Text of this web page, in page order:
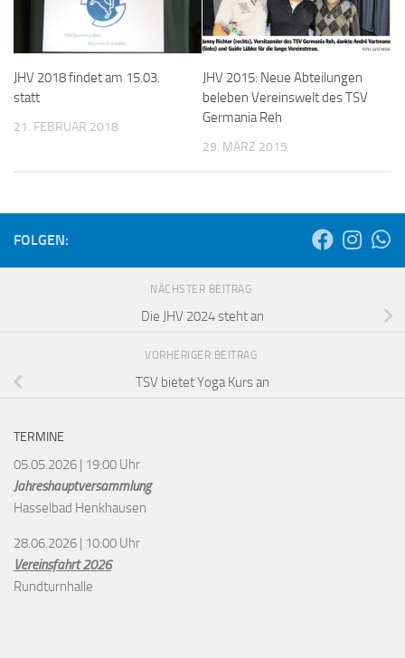
JHV 2018 findet am 15.03.
statt
21. FEBRUAR 2018
JHV 2015: Neue Abteilungen
beleben Vereinswelt des TSV
Germania Reh
29. MÄRZ 2015
FOLGEN:
NÄCHSTER BEITRAG
Die JHV 2024 steht an
VORHERIGER BEITRAG
TSV bietet Yoga Kurs an
TERMINE
05.05.2026 | 19:00 Uhr
Jahreshauptversammlung
Hasselbad Henkhausen
28.06.2026 | 10:00 Uhr
Vereinsfahrt 2026
Rundturnhalle